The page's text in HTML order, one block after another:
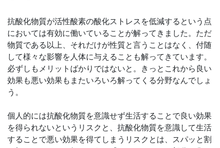
抗酸化物質が活性酸素の酸化ストレスを低減するという点
においては有効に働いていることが解ってきました。ただ
物質である以上、それだけが性質と言うことはなく、付随
して様々な影響を人体に与えることも解ってきています。
必ずしもメリットばかりではないと。きっとこれから良い
効果も悪い効果もまたいろいろ解ってくる分野なんでしょ
う。
個人的には抗酸化物質を意識せず生活することで良い効果
を得られないというリスクと、抗酸化物質を意識して生活
することで悪い効果を得てしまうリスクとは、スパッと割